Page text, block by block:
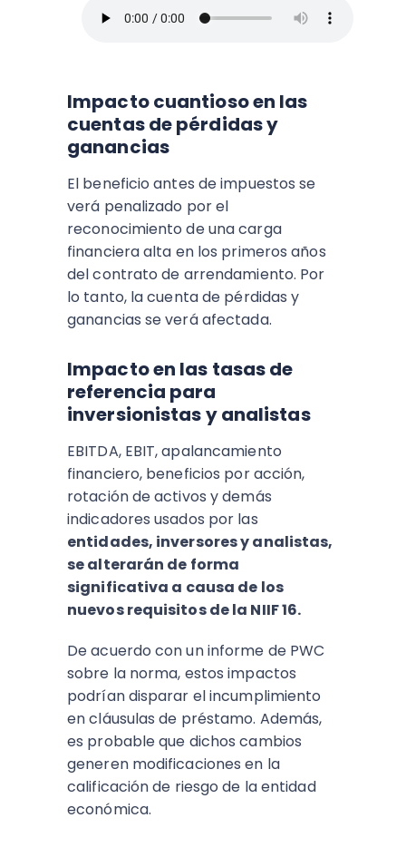
Impacto cuantioso en las
cuentas de pérdidas y
ganancias
El beneficio antes de impuestos se
verá penalizado por el
reconocimiento de una carga
financiera alta en los primeros años
del contrato de arrendamiento. Por
lo tanto, la cuenta de pérdidas y
ganancias se verá afectada.
Impacto en las tasas de
referencia para
inversionistas y analistas
EBITDA, EBIT, apalancamiento
financiero, beneficios por acción,
rotación de activos y demás
indicadores usados por las
entidades, inversores y analistas,
se alterarán de forma
significativa a causa de los
nuevos requisitos de la NIIF 16.
De acuerdo con un informe de PWC
sobre la norma, estos impactos
podrían disparar el incumplimiento
en cláusulas de préstamo. Además,
es probable que dichos cambios
generen modificaciones en la
calificación de riesgo de la entidad
económica.